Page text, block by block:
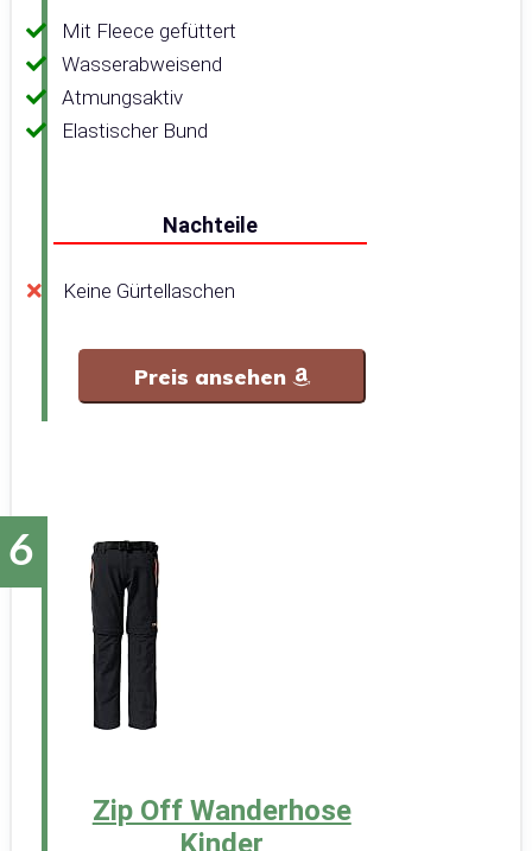
Mit Fleece gefüttert
Wasserabweisend
Atmungsaktiv
Elastischer Bund
Nachteile
Keine Gürtellaschen
Preis ansehen
Zip Off Wanderhose
Kinder